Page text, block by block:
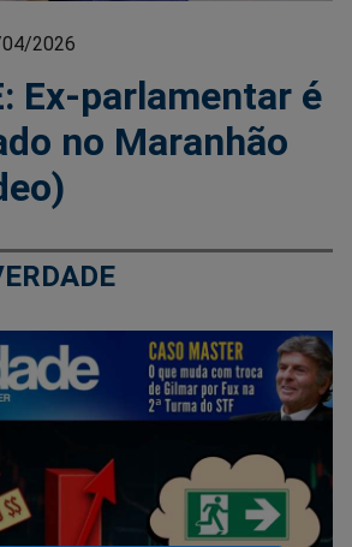
2026
Ex-parlamentar é
no Maranhão